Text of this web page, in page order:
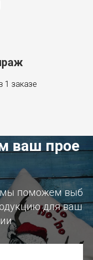
1 заказе
ваш прое
мы поможем выб
для ваш